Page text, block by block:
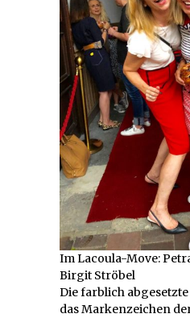
Im Lacoula-Move:
Birgit Ströbel
Die farblich
das Markenzeichen